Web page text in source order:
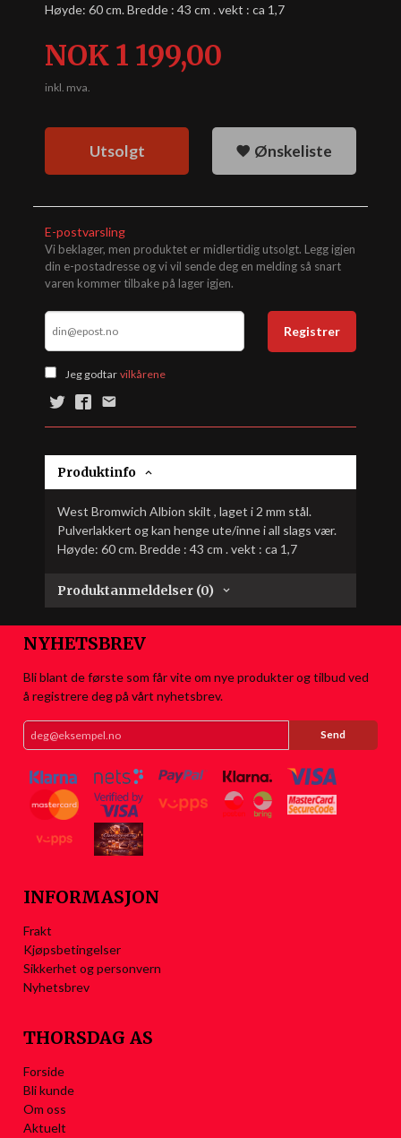
Høyde: 60 cm. Bredde : 43 cm . vekt : ca 1,7
Pris
NOK 1 199,00
inkl. mva.
Utsolgt Ønskeliste
E-postvarsling
Vi beklager, men produktet er midlertidig utsolgt. Legg igjen
din e-postadresse og vi vil sende deg en melding så snart
varen kommer tilbake på lager igjen.
Jeg godtar vilkårene
Registrer
Produktinfo
West Bromwich Albion skilt , laget i 2 mm stål.
Pulverlakkert og kan henge ute/inne i all slags vær.
Høyde: 60 cm. Bredde : 43 cm . vekt : ca 1,7
Produktanmeldelser (0)
NYHETSBREV
Bli blant de første som får vite om nye produkter og tilbud ved
å registrere deg på vårt nyhetsbrev.
INFORMASJON
Frakt
Kjøpsbetingelser
Sikkerhet og personvern
Nyhetsbrev
THORSDAG AS
Forside
Bli kunde
Om oss
Aktuelt